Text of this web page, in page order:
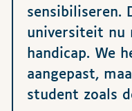
sensibiliseren.
universiteit nu
handicap. We
aangepast,
student zoals